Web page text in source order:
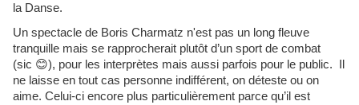
la Danse.
Un spectacle de Boris Charmatz n'est pas un long fleuve
tranquille mais se rapprocherait plutôt d’un sport de combat
(sic 😊), pour les interprètes mais aussi parfois pour le public. Il
ne laisse en tout cas personne indifférent, on déteste ou on
aime. Celui-ci encore plus particulièrement parce qu’il est